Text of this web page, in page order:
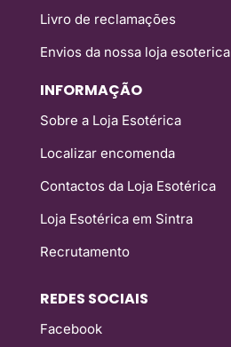
Livro de reclamações
Envios da nossa loja esoterica
INFORMAÇÃO
Sobre a Loja Esotérica
Localizar encomenda
Contactos da Loja Esotérica
Loja Esotérica em Sintra
Recrutamento
REDES SOCIAIS
Facebook